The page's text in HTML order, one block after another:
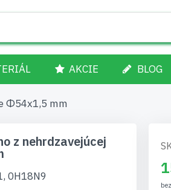
AKCIE BLOG
Φ54x1,5 mm
z nehrdzavejúcej
0H18N9